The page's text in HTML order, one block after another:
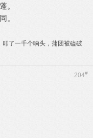
。
。
了一千个响头，蒲团被磕破
204#